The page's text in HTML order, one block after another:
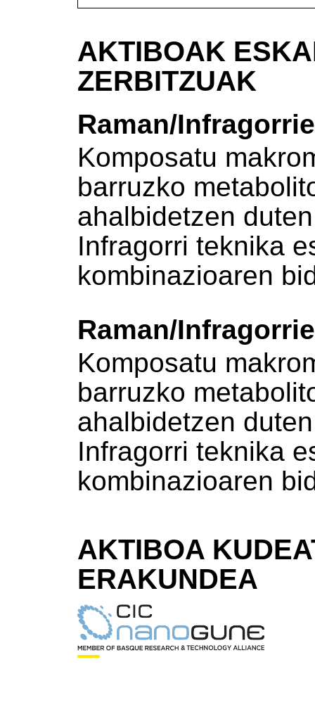
AKTIBOAK
ZERBITZUAK
Raman/
Komposatu
barruzko
ahalbidetzen
Infragorri teknika
kombinazioaren
Raman/
Komposatu
barruzko
ahalbidetzen
Infragorri teknika
kombinazioaren
AKTIBOA
ERAKUNDEA